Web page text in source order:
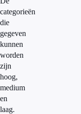
categorieën
die
gegeven
kunnen
worden
zijn
hoog,
medium
en
laag.